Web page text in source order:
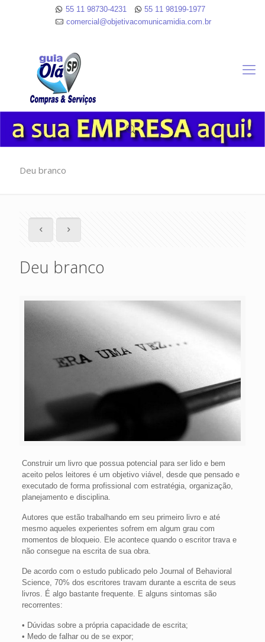
55 11 98730-4231
55 11 98199-1977
comercial@objetivacomunicamidia.com.br
Deu branco
Deu branco
Construir um livro que possua potencial para ser lido e bem
aceito pelos leitores é um objetivo viável, desde que pensado e
executado de forma profissional com estratégia, organização,
planejamento e disciplina.
Autores que estão trabalhando em seu primeiro livro e até
mesmo aqueles experientes sofrem em algum grau com
momentos de bloqueio. Ele acontece quando o escritor trava e
não consegue na escrita de sua obra.
De acordo com o estudo publicado pelo Journal of Behavioral
Science, 70% dos escritores travam durante a escrita de seus
livros. É algo bastante frequente. E alguns sintomas são
recorrentes:
• Dúvidas sobre a própria capacidade de escrita;
• Medo de falhar ou de se expor;